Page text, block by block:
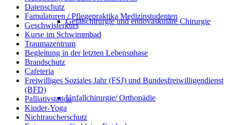
Gefäßchirurgie und endovaskuläre Chirurgie
Unfallchirurgie/ Orthopädie
Datenschutz
Famulaturen / Pflegepraktika Medizinstudenten
Geschwisterkurs
Kurse im Schwimmbad
Traumazentrum
Begleitung in der letzten Lebensphase
Brandschutz
Cafeteria
Freiwilliges Soziales Jahr (FSJ) und Bundesfreiwilligendienst
(BFD)
Palliativstation
Kinder-Yoga
Nichtraucherschutz